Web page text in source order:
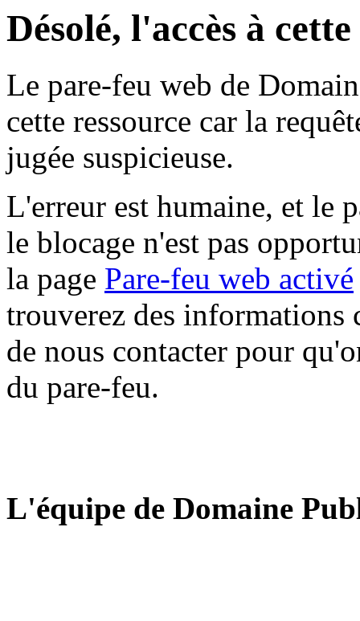
Désolé, l'accès à
Le pare-feu web de
cette ressource car la
jugée suspicieuse.
L'erreur est humaine, et le
le blocage n'est pas
la page Pare-feu web activé
trouverez des informations
de nous contacter pour
du pare-feu.
L'équipe de Domaine